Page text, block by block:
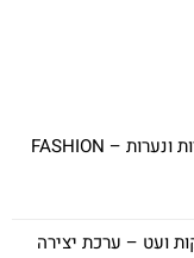
ערכת ספא מפנקת לרגליים לילדות ונערות – FASHION
ועט – ערכת יצירה